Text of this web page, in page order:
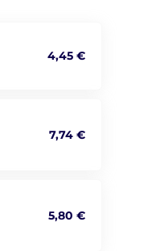
4,45 €
7,74 €
5,80 €